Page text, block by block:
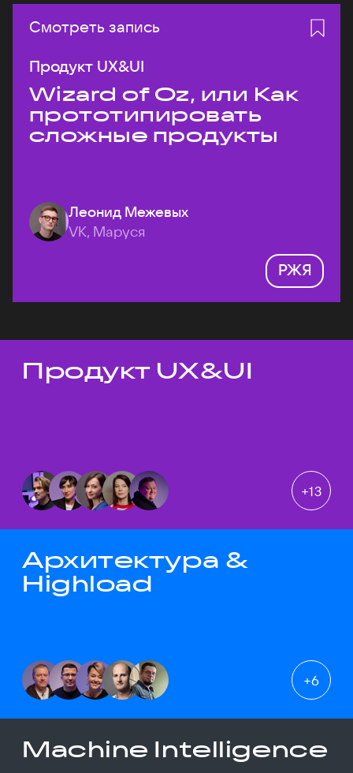
Смотреть запись
Продукт UX&UI
Wizard of Oz, или Как
прототипировать
сложные продукты
Леонид Межевых
VK, Маруся
РЖЯ
Темы докладов
Продукт UX&UI
+13
Архитектура &
Highload
+6
Machine Intelligence